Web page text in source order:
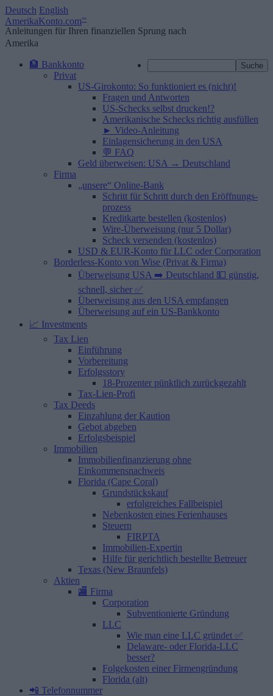
Deutsch English
AmerikaKonto.com™
Anleitungen für Ihren finanziellen Sprung nach
Amerika
🏦 Bankkonto
Privat
US-Girokonto: So funktioniert es (nicht)!
Fragen und Antworten
US-Schecks selbst drucken!?
Amerikanische Schecks richtig ausfüllen
► Video-Anleitung
Einlagensicherung in den USA
💬 FAQ
Geld überweisen: USA → Deutschland
Firma
„unsere“ Online-Bank
Schritt für Schritt durch den Eröffnungs­
prozess
Kreditkarte bestellen (kostenlos)
Wire-Überweisung (nur 5 Dollar)
Scheck versenden (kostenlos)
USD & EUR-Konto für LLC oder Corporation
Borderless-Konto von Wise (Privat & Firma)
Überweisung USA ➡️ Deutschland 💵 günstig,
schnell, sicher ✅
Überweisung aus den USA empfangen
Überweisung auf ein US-Bankkonto
📈 Investments
Tax Lien
Einführung
Vorbereitung
Erfolgsstory
18-Prozenter pünktlich zurückgezahlt
Tax-Lien-Profi
Tax Deeds
Einzahlung der Kaution
Gebot abgeben
Erfolgsbeispiel
Immobilien
Immobilienfinanzierung ohne
Einkommensnachweis
Florida (Cape Coral)
Grundstückskauf
erfolgreiches Fallbeispiel
Nebenkosten eines Ferienhauses
Steuern
FIRPTA
Immobilien-Expertin
Hilfe für gerichtlich bestellte Betreuer
Texas (New Braunfels)
Aktien
🏬 Firma
Corporation
Subventionierte Gründung
LLC
Wie man eine LLC gründet ✅
Delaware- oder Florida-LLC
besser?
Folgekosten einer Firmen­gründung
Florida (alt)
📲 Telefonnummer